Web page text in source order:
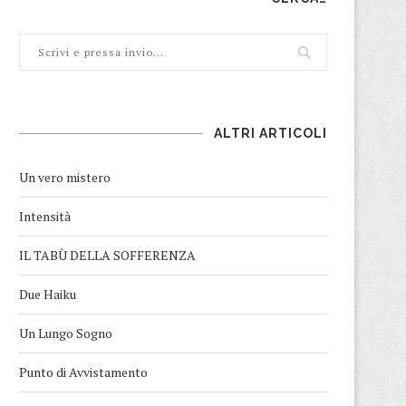
ALTRI ARTICOLI
Un vero mistero
Intensità
IL TABÙ DELLA SOFFERENZA
Due Haiku
Un Lungo Sogno
Punto di Avvistamento